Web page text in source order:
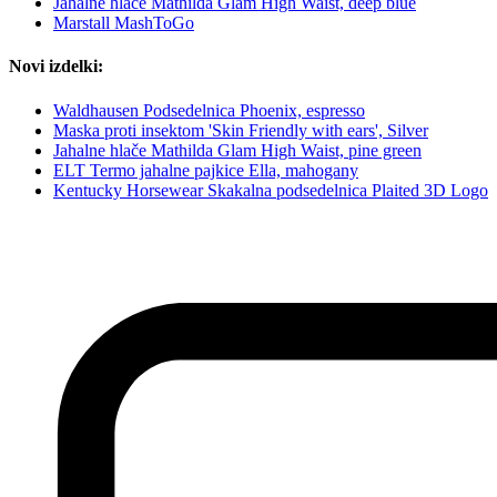
Marstall MashToGo
Novi izdelki:
Waldhausen Podsedelnica Phoenix, espresso
Maska proti insektom 'Skin Friendly with ears', Silver
Jahalne hlače Mathilda Glam High Waist, pine green
ELT Termo jahalne pajkice Ella, mahogany
Kentucky Horsewear Skakalna podsedelnica Plaited 3D Logo